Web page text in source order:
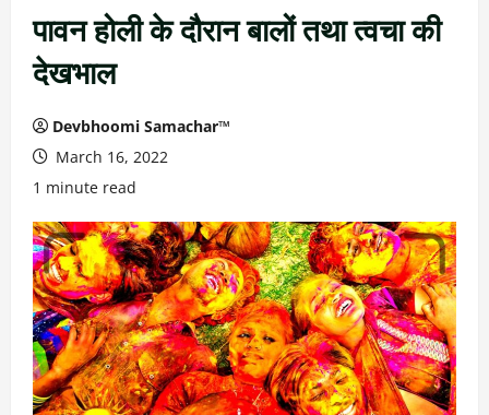
पावन होली के दौरान बालों तथा त्वचा की
देखभाल
Devbhoomi Samachar™
March 16, 2022
1 minute read